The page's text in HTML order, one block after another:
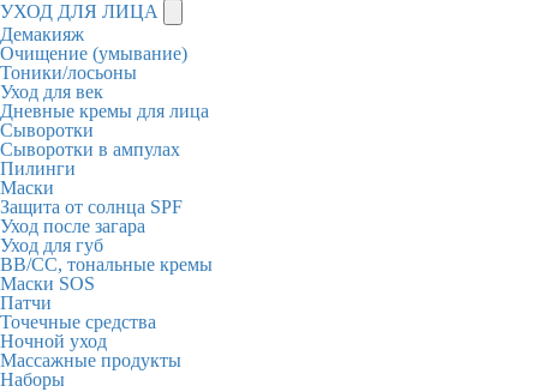
УХОД ДЛЯ ЛИЦА
Демакияж
Очищение (умывание)
Тоники/лосьоны
Уход для век
Дневные кремы для лица
Сыворотки
Сыворотки в ампулах
Пилинги
Маски
Защита от солнца SPF
Уход после загара
Уход для губ
BB/CC, тональные кремы
Маски SOS
Патчи
Точечные средства
Ночной уход
Массажные продукты
Наборы